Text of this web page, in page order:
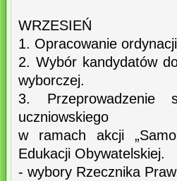
WRZESIEŃ
1. Opracowanie
2. Wybór kandydatów
wyborczej.
3. Przeprowadzenie
uczniowskiego
w ramach akcji
Edukacji Obywatelskiej.
- wybory Rzecznika